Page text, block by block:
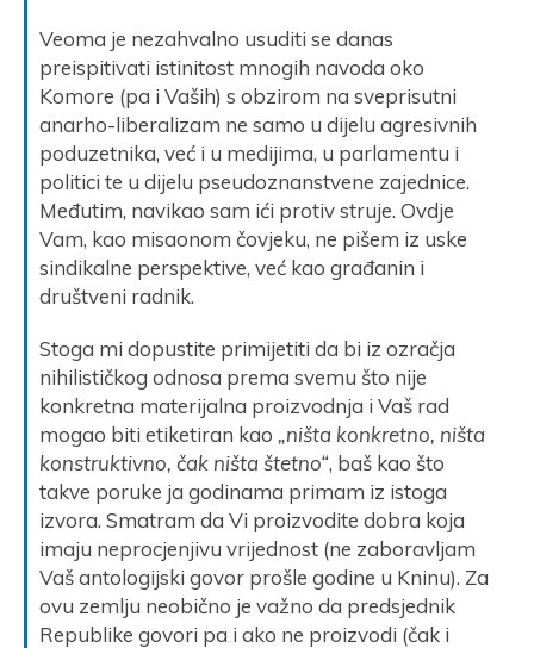
Veoma je nezahvalno usuditi se danas
preispitivati istinitost mnogih navoda oko
Komore (pa i Vaših) s obzirom na sveprisutni
anarho-liberalizam ne samo u dijelu agresivnih
poduzetnika, već i u medijima, u parlamentu i
politici te u dijelu pseudoznanstvene zajednice.
Međutim, navikao sam ići protiv struje. Ovdje
Vam, kao misaonom čovjeku, ne pišem iz uske
sindikalne perspektive, već kao građanin i
društveni radnik.
Stoga mi dopustite primijetiti da bi iz ozračja
nihilističkog odnosa prema svemu što nije
konkretna materijalna proizvodnja i Vaš rad
mogao biti etiketiran kao „ništa konkretno, ništa
konstruktivno, čak ništa štetno“, baš kao što
takve poruke ja godinama primam iz istoga
izvora. Smatram da Vi proizvodite dobra koja
imaju neprocjenjivu vrijednost (ne zaboravljam
Vaš antologijski govor prošle godine u Kninu). Za
ovu zemlju neobično je važno da predsjednik
Republike govori pa i ako ne proizvodi (čak i